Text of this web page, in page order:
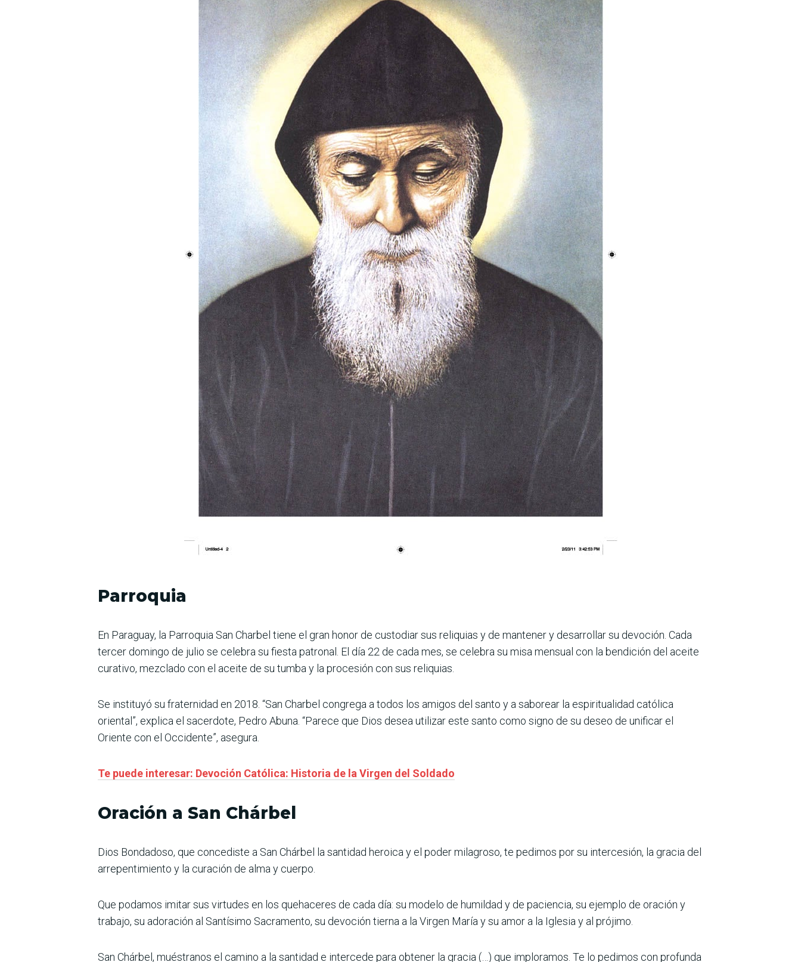
Parroquia
En Paraguay, la Parroquia San Charbel tiene el gran honor de custodiar sus reliquias y de mantener y desarrollar su devoción. Cada
tercer domingo de julio se celebra su fiesta patronal. El día 22 de cada mes, se celebra su misa mensual con la bendición del aceite
curativo, mezclado con el aceite de su tumba y la procesión con sus reliquias.
Se instituyó su fraternidad en 2018. “San Charbel congrega a todos los amigos del santo y a saborear la espiritualidad católica
oriental”, explica el sacerdote, Pedro Abuna. “Parece que Dios desea utilizar este santo como signo de su deseo de unificar el
Oriente con el Occidente”, asegura.
Te puede interesar: Devoción Católica: Historia de la Virgen del Soldado
Oración a San Chárbel
Dios Bondadoso, que concediste a San Chárbel la santidad heroica y el poder milagroso, te pedimos por su intercesión, la gracia del
arrepentimiento y la curación de alma y cuerpo.
Que podamos imitar sus virtudes en los quehaceres de cada día: su modelo de humildad y de paciencia, su ejemplo de oración y
trabajo, su adoración al Santísimo Sacramento, su devoción tierna a la Virgen María y su amor a la Iglesia y al prójimo.
San Chárbel, muéstranos el camino a la santidad e intercede para obtener la gracia (…) que imploramos. Te lo pedimos con profunda